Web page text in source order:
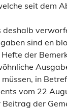
seit dem
deshalb
sind en
der
in
vom 22
der